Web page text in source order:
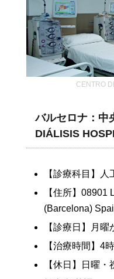
CENTRO
バルセロナ：中
DIÁLISIS
【診療科目】人
【住所】08901
(Barcelona)
【診療日】月曜
【治療時間】4
【休日】日曜・